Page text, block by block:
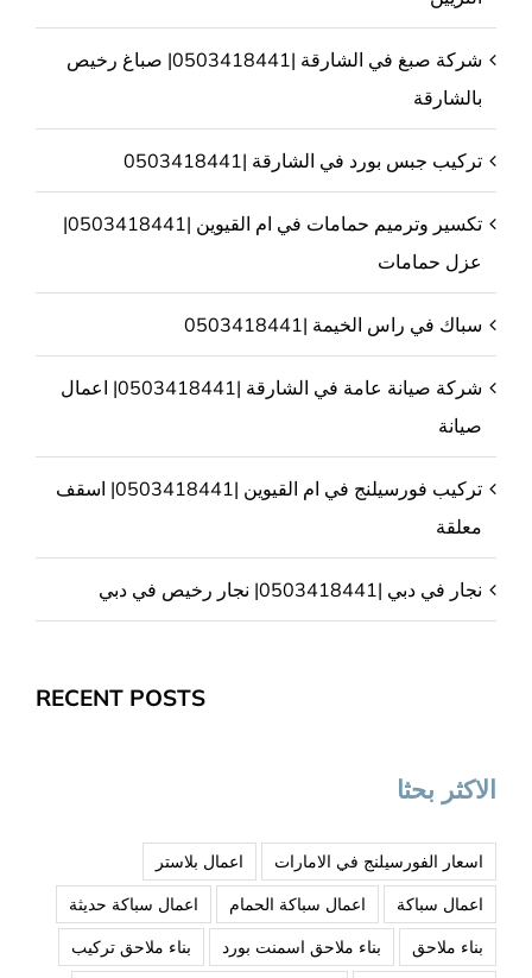
شركة صبغ في الشارقة |0503418441| صباغ رخيص
بالشارقة
تركيب جبس بورد في الشارقة |0503418441
تكسير وترميم حمامات في ام القيوين |0503418441|
عزل حمامات
سباك في راس الخيمة |0503418441
شركة صيانة عامة في الشارقة |0503418441| اعمال
صيانة
تركيب فورسيلنج في ام القيوين |0503418441| اسقف
معلقة
نجار في دبي |0503418441| نجار رخيص في دبي
RECENT POSTS
الاكثر بحثا
اسعار الفورسيلنج في الامارات
اعمال بلاستر
اعمال سباكة
اعمال سباكة الحمام
اعمال سباكة حديثة
بناء ملاحق
بناء ملاحق اسمنت بورد
بناء ملاحق تركيب